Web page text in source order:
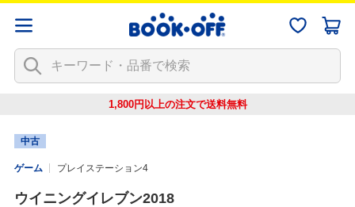
1,800円以上の注文で送料無料
中古
ゲーム プレイステーション4
ウイニングイレブン2018